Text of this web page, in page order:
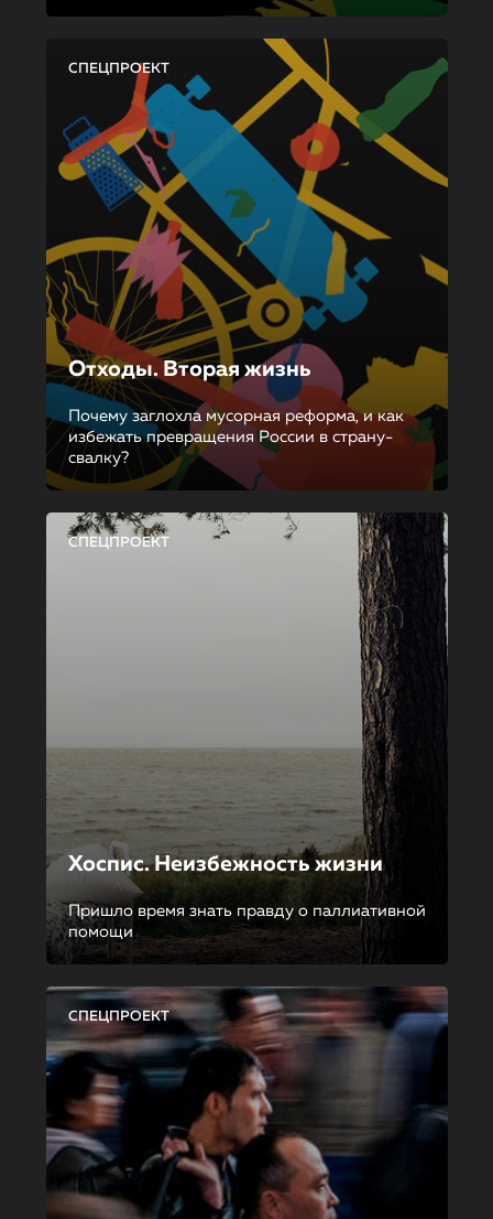
СПЕЦПРОЕКТ
Отходы. Вторая жизнь
Почему заглохла мусорная реформа, и как
избежать превращения России в страну-
свалку?
СПЕЦПРОЕКТ
Хоспис. Неизбежность жизни
Пришло время знать правду о паллиативной
помощи
СПЕЦПРОЕКТ